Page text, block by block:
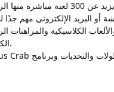
الكلاسيكية والمراهنات
الكل في واحد (بطاقات الصفر).